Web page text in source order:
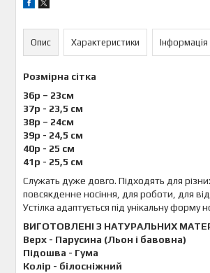
Опис Характеристики
Розмірна сітка
36р – 23см
37р - 23,5 см
38р – 24см
39р - 24,5 см
40р - 25 см
41р - 25,5 см
Служать дуже довго. Підходять для
повсякденне носіння, для роботи, для
Устілка адаптується під унікальну форму
ВИГОТОВЛЕНІ З НАТУРАЛЬНИХ
Верх - Парусина (Льон і бавовна)
Підошва - Гума
Колір - білосніжний